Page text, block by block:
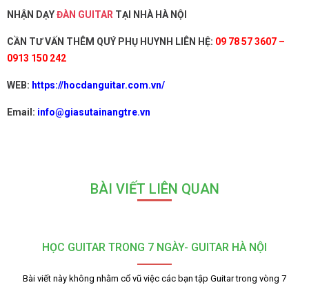
NHẬN DẠYĐÀN GUITAR TẠI NHÀ HÀ NỘI
CẦN TƯ VẤN THÊM QUÝ PHỤ HUYNH LIÊN HỆ: 09 78 57 3607 –
0913 150 242
WEB: https://hocdanguitar.com.vn/
Email: info@giasutainangtre.vn
BÀI VIẾT LIÊN QUAN
HỌC GUITAR TRONG 7 NGÀY- GUITAR HÀ NỘI
Bài viết này không nhằm cổ vũ việc các bạn tập Guitar trong vòng 7